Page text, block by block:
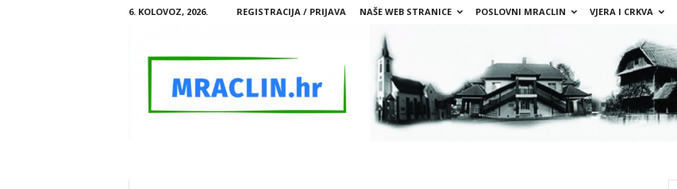
6. KOLOVOZ, 2026. REGISTRACIJA / PRIJAVA NAŠE WEB STRANICE POSLOVNI MRACLIN VJERA I CRKVA
A